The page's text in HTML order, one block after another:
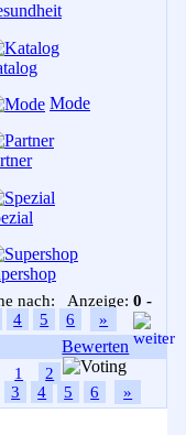
Mode
nach: Anzeige:0 -
4 5 6 »
Bewerten
1
2
3
4 5 6 »